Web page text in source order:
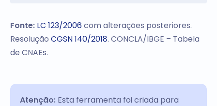
Fonte: LC 123/2006com alterações posteriores.
ResoluçãoCGSN 140/2018. CONCLA/IBGE – Tabela
de CNAEs.
Atenção:Esta ferramenta foi criada para